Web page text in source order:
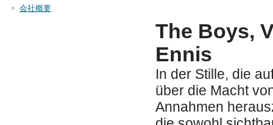
The Boys,
Ennis
In der Stille, die
über die Macht
Annahmen
会社概要